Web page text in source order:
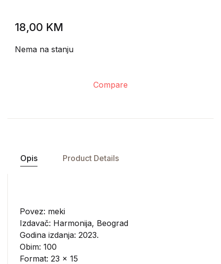
18,00 KM
Nema na stanju
Compare
Opis Product Details
Povez: meki
Izdavač: Harmonija, Beograd
Godina izdanja: 2023.
Obim: 100
Format: 23 x 15